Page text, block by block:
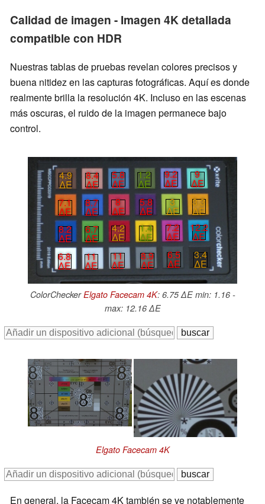
Calidad de imagen - Imagen 4K detallada
compatible con HDR
Nuestras tablas de pruebas revelan colores precisos y
buena nitidez en las capturas fotográficas. Aquí es donde
realmente brilla la resolución 4K. Incluso en las escenas
más oscuras, el ruido de la imagen permanece bajo
control.
4.9
∆E
8.4
∆E
5.8
∆E
1.2
∆E
9.2
∆E
9
∆E
7.1
∆E
8.7
∆E
8
∆E
5.8
∆E
3
∆E
3.3
∆E
8.2
∆E
6.7
∆E
4.2
∆E
1.4
∆E
7.2
∆E
12.2
∆E
6.8
∆E
11
∆E
11
∆E
8.9
∆E
6.5
∆E
3.4
∆E
ColorCheckerElgato Facecam 4K: 6.75 ∆E min: 1.16 -
max: 12.16 ∆E
Elgato Facecam 4K
En general, la Facecam 4K también se ve notablemente